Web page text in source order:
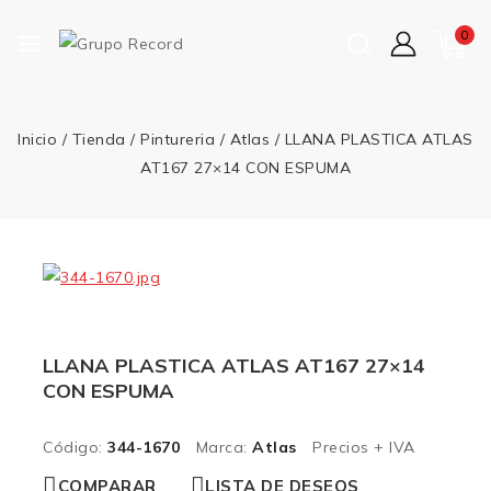
0
Inicio / Tienda / Pintureria / Atlas / LLANA PLASTICA ATLAS
AT167 27×14 CON ESPUMA
LLANA PLASTICA ATLAS AT167 27×14
CON ESPUMA
Código: 344-1670 Marca: Atlas Precios + IVA
COMPARAR LISTA DE DESEOS